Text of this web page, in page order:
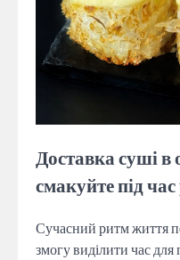
Доставка суші в
смакуйте під
Сучасний ритм життя
змогу виділити час